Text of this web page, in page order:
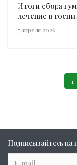
Итоги сбора
лечение в
7 апреля 2026
1
Подписывайтесь на